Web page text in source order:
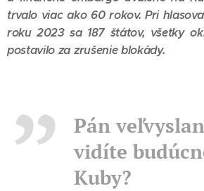
trvalo viac ako 60 rokov. Pri
roku 2023 sa 187 štátov, všetky
postavilo za zrušenie blokády.
Pán
vidíte
Kuby?